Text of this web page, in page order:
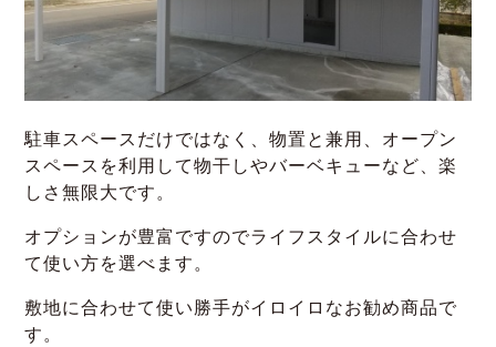
駐車スペースだけではなく、物置と兼用、オープン
スペースを利用して物干しやバーベキューなど、楽
しさ無限大です。
オプションが豊富ですのでライフスタイルに合わせ
て使い方を選べます。
敷地に合わせて使い勝手がイロイロなお勧め商品で
す。